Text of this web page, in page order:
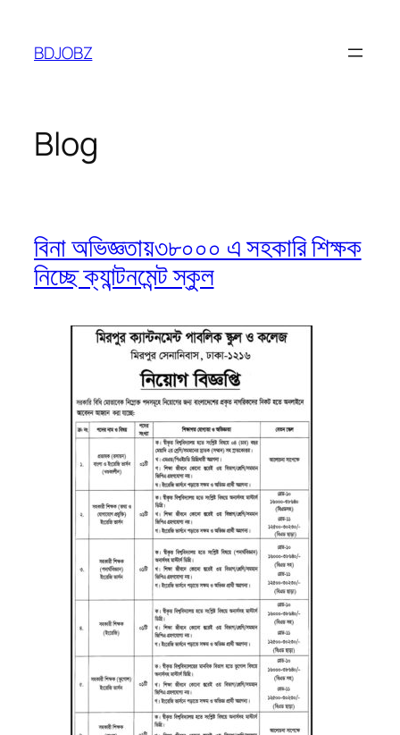
content
BDJOBZ
Blog
বিনা অভিজ্ঞতায়৩৮০০০ এ সহকারি শিক্ষক
নিচ্ছে ক্যান্টনমেন্ট স্কুল